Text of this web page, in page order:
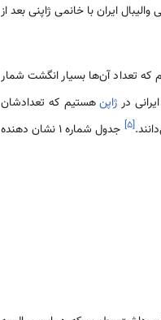
ایران با خانمی ژاپنی بعد از
که تعداد آن‌ها بسیار انگشت شمار
ژاپنهستیم که تعدادشان
[۵]
جدول شماره 1 نشان دهنده